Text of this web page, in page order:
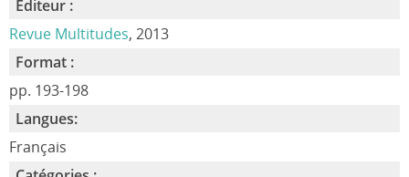
Editeur :
Revue Multitudes, 2013
Format :
pp. 193-198
Langues:
Français